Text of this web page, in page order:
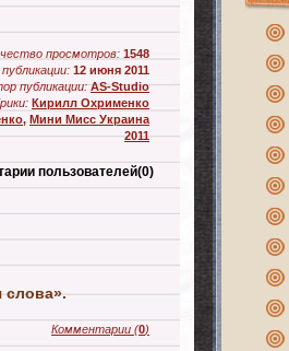
просмотров: 1548
12 июня 2011
публикации: AS-Studio
Кирилл Охрименко
, Мини Мисс Украина
2011
пользователей(0)
слова».
Комментарии (0)